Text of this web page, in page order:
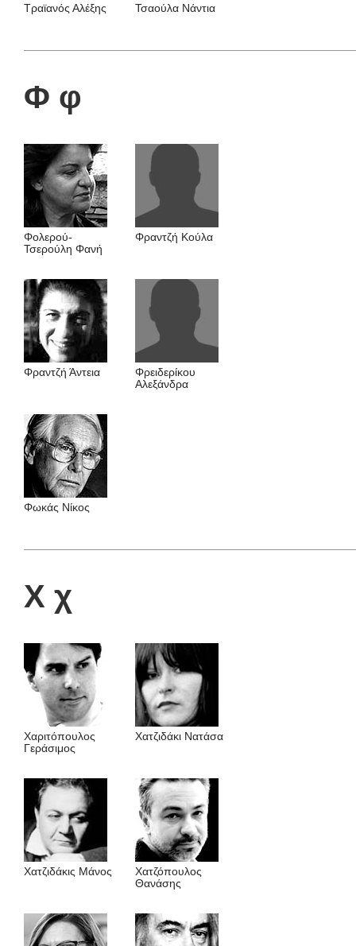
Τραϊανός Αλέξης Τσαούλα Nάντια
Φ φ
Φολερού-
Τσερούλη Φανή
Φραντζή Kούλα
Φραντζή Άντεια
Φρειδερίκου
Αλεξάνδρα
Φωκάς Νίκος
Χ χ
Χαριτόπουλος
Γεράσιμος
Χατζιδάκι Νατάσα
Χατζιδάκις Μάνος
Χατζόπουλος
Θανάσης